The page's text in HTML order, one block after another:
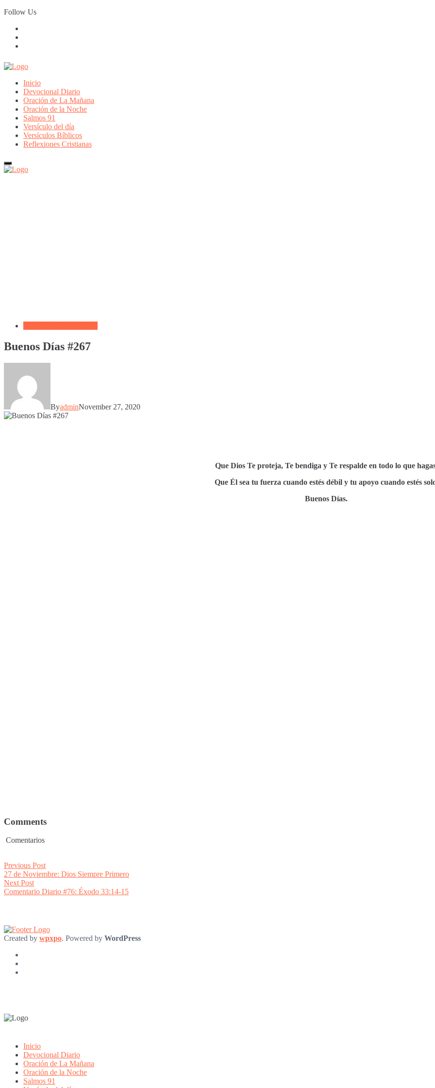
Skip
to
Follow Us
Inicio
Devocional Diario
Oración de La Mañana
Oración de la Noche
Salmos 91
Versículo del día
Versículos Bíblicos
Reflexiones Cristianas
Buenos Días #267
ByadminNovember 27, 2020
Que Dios Te proteja, Te bendiga y Te respalde en todo lo que
Que Él sea tu fuerza cuando estés débil y tu apoyo cuando estés
Buenos Días.
Comments
Comentarios
Post
navigation
Previous PostPrevious
post:
27 de Noviembre: Dios Siempre Primero
Next PostNext
post:
Comentario Diario #76: Éxodo 33:14-15
Created by wpxpo. Powered by WordPress
Inicio
Devocional Diario
Oración de La Mañana
Oración de la Noche
Salmos 91